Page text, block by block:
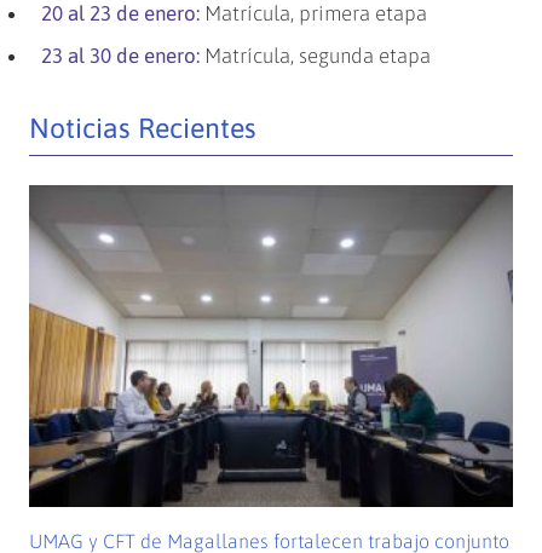
20 al 23 de enero: Matrícula, primera etapa
23 al 30 de enero: Matrícula, segunda etapa
Noticias Recientes
UMAG y CFT de Magallanes fortalecen trabajo conjunto